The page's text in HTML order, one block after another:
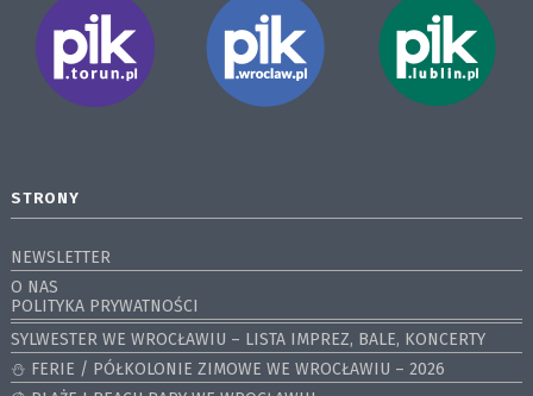
STRONY
NEWSLETTER
O NAS
POLITYKA PRYWATNOŚCI
SYLWESTER WE WROCŁAWIU – LISTA IMPREZ, BALE, KONCERTY
⛄️ FERIE / PÓŁKOLONIE ZIMOWE WE WROCŁAWIU – 2026